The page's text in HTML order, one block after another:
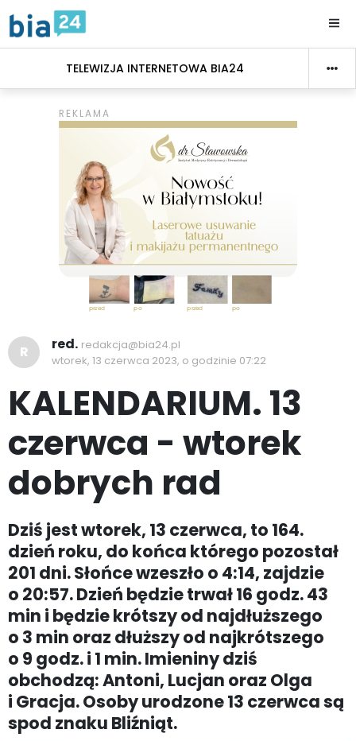
TELEWIZJA INTERNETOWA BIA24
R red. redakcja@bia24.pl
wtorek, 13 czerwca 2023, o godzinie 07:22
KALENDARIUM. 13
czerwca - wtorek
dobrych rad
Dziś jest wtorek, 13 czerwca, to 164.
dzień roku, do końca którego pozostał
201 dni. Słońce wzeszło o 4:14, zajdzie
o 20:57. Dzień będzie trwał 16 godz. 43
min i będzie krótszy od najdłuższego
o 3 min oraz dłuższy od najkrótszego
o 9 godz. i 1 min. Imieniny dziś
obchodzą: Antoni, Lucjan oraz Olga
i Gracja. Osoby urodzone 13 czerwca są
spod znaku Bliźniąt.